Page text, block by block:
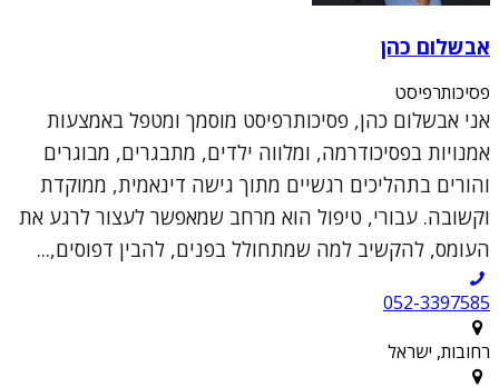
אבשלום כהן
פסיכותרפיסט
אני אבשלום כהן, פסיכותרפיסט מוסמך ומטפל באמצעות
אמנויות בפסיכודרמה, ומלווה ילדים, מתבגרים, מבוגרים
והורים בתהליכים רגשיים מתוך גישה דינאמית, ממוקדת
וקשובה. עבורי, טיפול הוא מרחב שמאפשר לעצור לרגע את
העומס, להקשיב למה שמתחולל בפנים, להבין דפוסים,...
052-3397585
רחובות, ישראל